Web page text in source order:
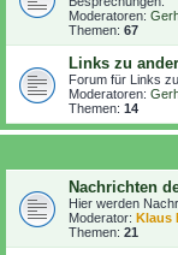
Moderatoren:
Themen: 67
Links zu
Forum für Links
Moderatoren:
Themen: 14
Nachrichten
Hier werden
Moderator: Klaus
Themen: 21